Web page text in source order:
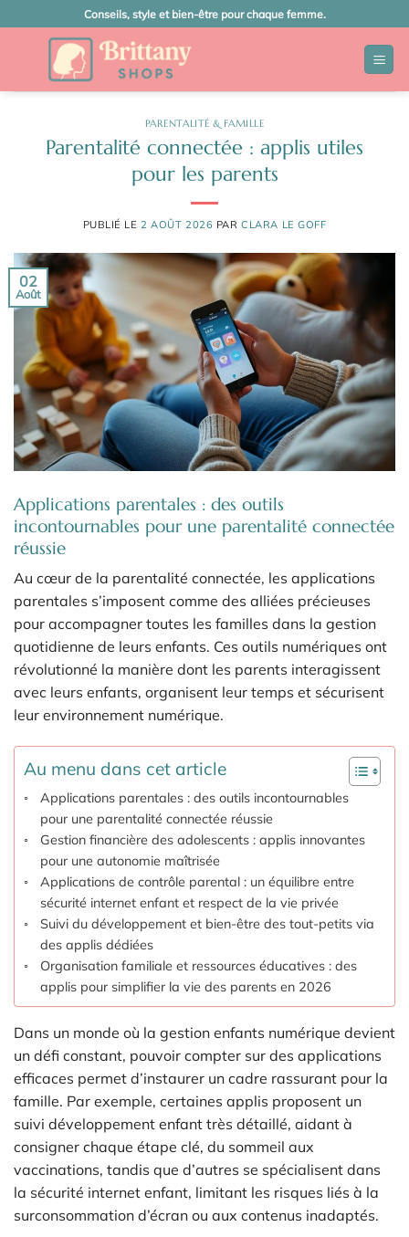
au
Conseils, style et bien-être pour chaque femme.
PARENTALITÉ & FAMILLE
Parentalité connectée : applis utiles
pour les parents
PUBLIÉ LE 2 AOÛT 2026 PARCLARA LE GOFF
02
Août
Applications parentales : des outils
incontournables pour une parentalité connectée
réussie
Au cœur de la parentalité connectée, les applications
parentales s’imposent comme des alliées précieuses
pour accompagner toutes les familles dans la gestion
quotidienne de leurs enfants. Ces outils numériques ont
révolutionné la manière dont les parents interagissent
avec leurs enfants, organisent leur temps et sécurisent
leur environnement numérique.
Au menu dans cet article
Applications parentales : des outils incontournables
pour une parentalité connectée réussie
Gestion financière des adolescents : applis innovantes
pour une autonomie maîtrisée
Applications de contrôle parental : un équilibre entre
sécurité internet enfant et respect de la vie privée
Suivi du développement et bien-être des tout-petits via
des applis dédiées
Organisation familiale et ressources éducatives : des
applis pour simplifier la vie des parents en 2026
Dans un monde où la gestion enfants numérique devient
un défi constant, pouvoir compter sur des applications
efficaces permet d’instaurer un cadre rassurant pour la
famille. Par exemple, certaines applis proposent un
suivi développement enfant très détaillé, aidant à
consigner chaque étape clé, du sommeil aux
vaccinations, tandis que d’autres se spécialisent dans
la sécurité internet enfant, limitant les risques liés à la
surconsommation d’écran ou aux contenus inadaptés.